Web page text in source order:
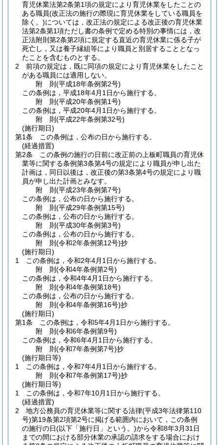
育児休業法第2条第1項の規定により育児休業をしたことの
ある職員(改正法の施行の際現に育児休業をしている職員を
除く。)については，改正法の規定による改正後の育児休業
法第2条第1項ただし書の条例で定める特別の事情には，改
正法附則第2条第2項に規定する直近の育児休業に係る子が
死亡し，又は養子縁組等により職員と別居することとなっ
たことを含むものとする。
2
前項の規定は，既に同項の規定により育児休業をしたこと
がある職員には適用しない。
附 則(平成18年条例第2号)
この条例は，平成18年4月1日から施行する。
附 則(平成20年条例第1号)
この条例は，平成20年4月1日から施行する。
附 則(平成22年条例第32号)
(施行期日)
第1条
この条例は，公布の日から施行する。
(経過措置)
第2条
この条例の施行の日前に改正前の上板町職員の育児休
業等に関する条例第3条第4号の規定により職員が申し出た
計画は，同日以後は，改正後の第3条第4号の規定により職
員が申し出た計画とみなす。
附 則(平成23年条例第7号)
この条例は，公布の日から施行する。
附 則(平成29年条例第15号)
この条例は，公布の日から施行する。
附 則(平成30年条例第3号)
この条例は，公布の日から施行する。
附 則(令和2年条例第12号)抄
(施行期日)
1
この条例は，令和2年4月1日から施行する。
附 則(令和4年条例第2号)
この条例は，令和4年4月1日から施行する。
附 則(令和4年条例第18号)
この条例は，公布の日から施行する。
附 則(令和4年条例第16号)抄
(施行期日)
第1条
この条例は，令和5年4月1日から施行する。
附 則(令和6年条例第9号)
この条例は，令和6年4月1日から施行する。
附 則(令和7年条例第7号)抄
(施行期日等)
1
この条例は，令和7年4月1日から施行する。
附 則(令和7年条例第17号)抄
(施行期日等)
1
この条例は，令和7年10月1日から施行する。
(経過措置)
2
地方公務員の育児休業等に関する法律(平成3年法律第110
号)第19条第2項第2号に掲げる範囲内において，この条例
の施行の日(以下「施行日」という。)から令和8年3月31日
までの間における部分休業の承認の請求をする場合におけ